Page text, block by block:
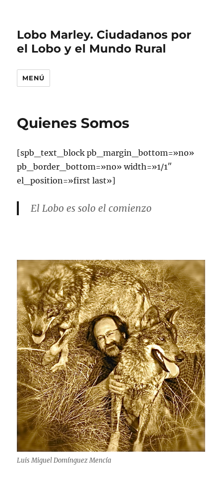
Lobo Marley. Ciudadanos por
el Lobo y el Mundo Rural
MENÚ
Quienes Somos
[spb_text_block pb_margin_bottom=»no»
pb_border_bottom=»no» width=»1/1″
el_position=»first last»]
El Lobo es solo el comienzo
Luis Miguel Domínguez Mencía